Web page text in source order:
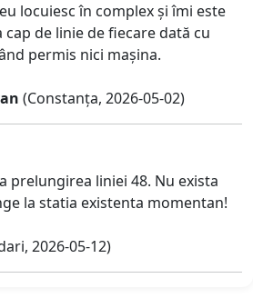
locuiesc în complex și îmi este
de linie de fiecare dată cu
permis nici mașina.
(Constanța, 2026-05-02)
prelungirea liniei 48. Nu exista
la statia existenta momentan!
2026-05-12)